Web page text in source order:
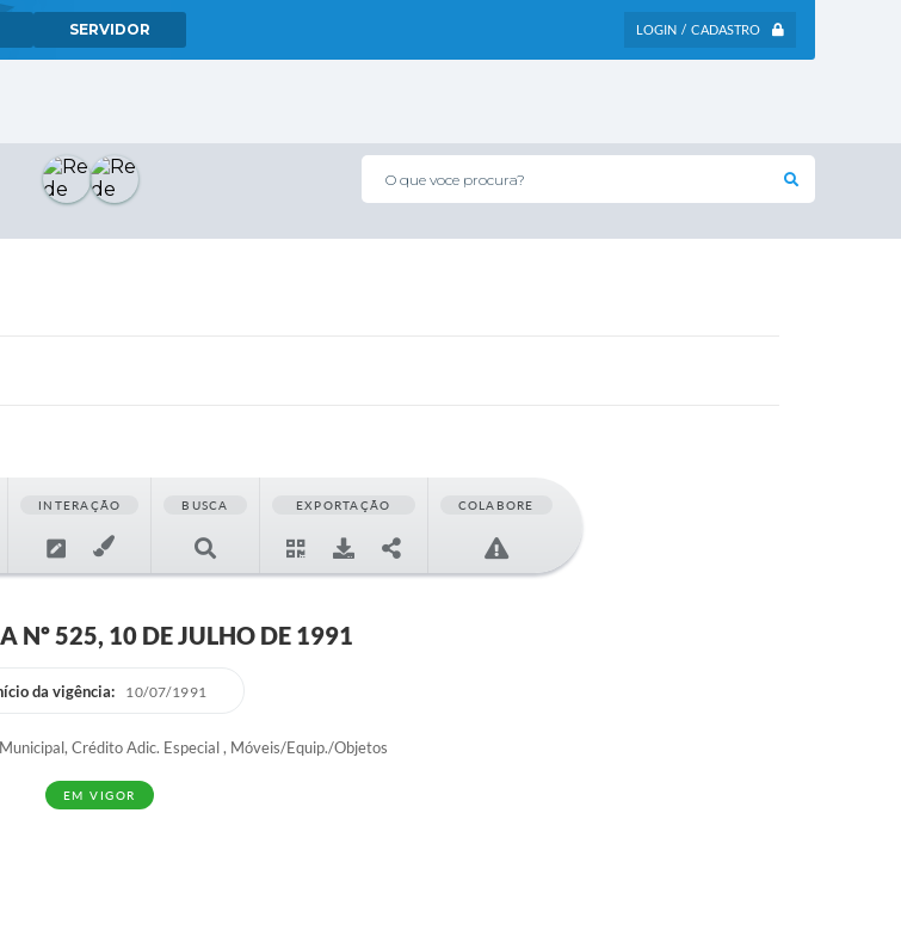
LOGIN / CADASTRO
O que voce procura?
SERVIDOR
INTERAÇÃO BUSCA EXPORTAÇÃO COLABORE
Nº 525, 10 DE JULHO DE 1991
da vigência: 10/07/1991
Crédito Adic. Especial , Móveis/Equip./Objetos
EM VIGOR